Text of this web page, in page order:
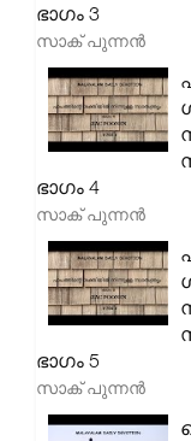
ഭാഗം 3
സാക് പുന്നൻ
ഭാഗം 4
സാക് പുന്നൻ
ഭാഗം 5
സാക് പുന്നൻ